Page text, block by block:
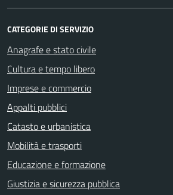
CATEGORIE DI SERVIZIO
Anagrafe e stato civile
Cultura e tempo libero
Imprese e commercio
Appalti pubblici
Catasto e urbanistica
Mobilità e trasporti
Educazione e formazione
Giustizia e sicurezza pubblica